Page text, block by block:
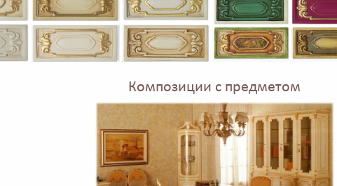
Композиции с предметом